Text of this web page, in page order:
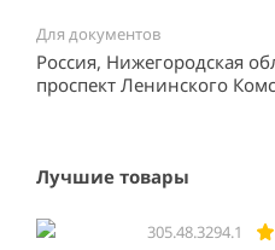
Для документов
Россия, Нижегородская
проспект Ленинского
Лучшие товары
305.48.3294.1